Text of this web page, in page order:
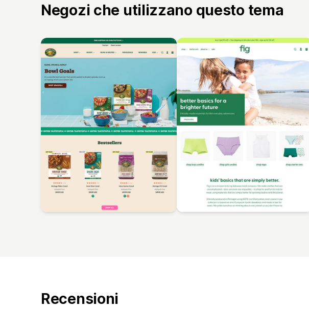
Negozi che utilizzano questo tema
Recensioni